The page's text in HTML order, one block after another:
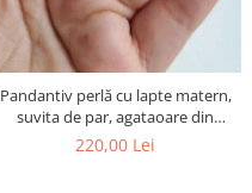
Pandantiv perlă cu lapte matern,
suvita de par, agataoare din
argint si foita argintie
220,00 Lei